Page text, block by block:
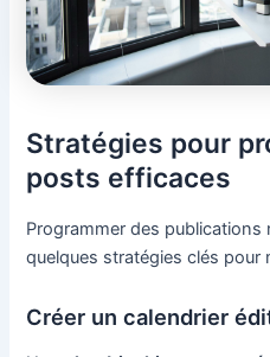
Stratégies pour
posts efficaces
Programmer des publications
quelques stratégies clés pour
Créer un calendrier